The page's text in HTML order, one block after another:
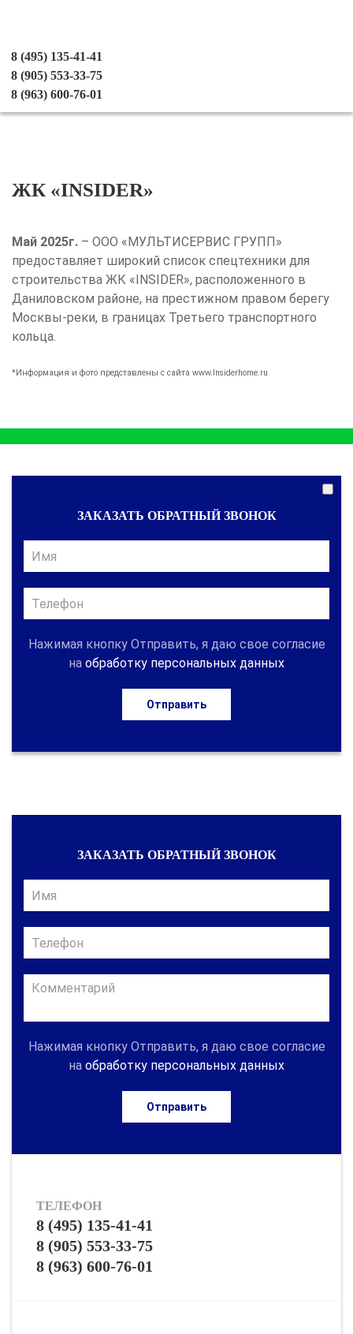
8 (495) 135-41-41
8 (905) 553-33-75
8 (963) 600-76-01
ЖК «INSIDER»
Май 2025г. – ООО «МУЛЬТИСЕРВИС ГРУПП»
предоставляет широкий список спецтехники для
строительства ЖК «INSIDER», расположенного в
Даниловском районе, на престижном правом берегу
Москвы-реки, в границах Третьего транспортного
кольца.
*Информация и фото представлены с сайта www.Insiderhome.ru
ЗАКАЗАТЬ ОБРАТНЫЙ ЗВОНОК
Нажимая кнопку Отправить, я даю свое согласие
на обработку персональных данных
Отправить
ЗАКАЗАТЬ ОБРАТНЫЙ ЗВОНОК
Нажимая кнопку Отправить, я даю свое согласие
на обработку персональных данных
Отправить
ТЕЛЕФОН
8 (495) 135-41-41
8 (905) 553-33-75
8 (963) 600-76-01